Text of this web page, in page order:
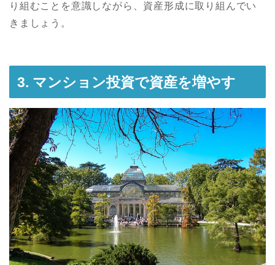
り組むことを意識しながら、資産形成に取り組んでい
きましょう。
3. マンション投資で資産を増やす